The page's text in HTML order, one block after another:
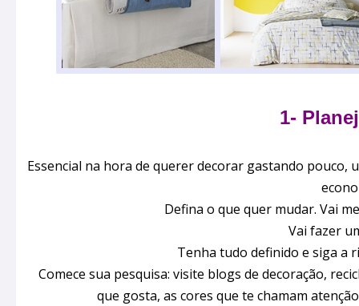
1-
Essencial na hora de querer decorar gastando
Defina o que quer mudar. Vai
Vai fazer
Tenha tudo definido e siga a
Comece sua pesquisa: visite blogs de decoração,
que gosta, as cores que te chamam